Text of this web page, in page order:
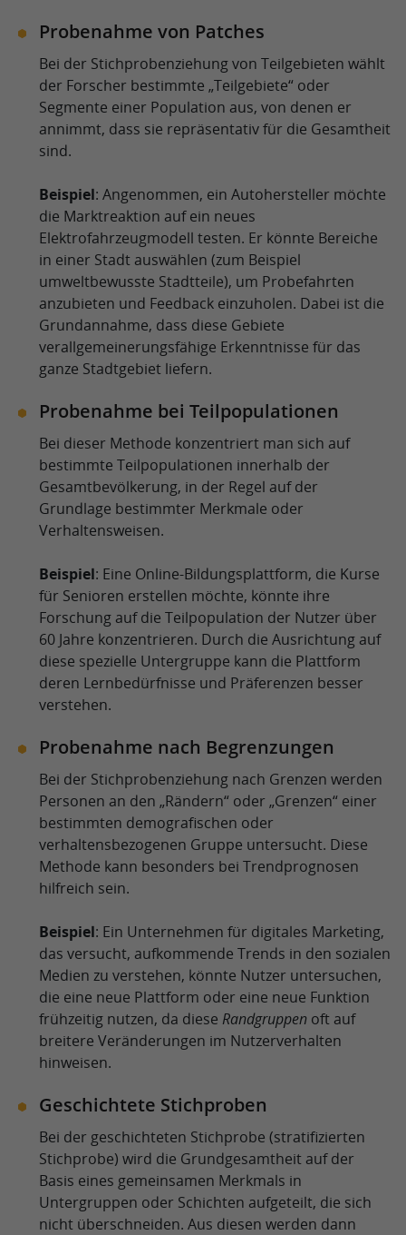
Probenahme von Patches
Bei der Stichprobenziehung von Teilgebieten wählt
der Forscher bestimmte „Teilgebiete“ oder
Segmente einer Population aus, von denen er
annimmt, dass sie repräsentativ für die Gesamtheit
sind.
Beispiel: Angenommen, ein Autohersteller möchte
die Marktreaktion auf ein neues
Elektrofahrzeugmodell testen. Er könnte Bereiche
in einer Stadt auswählen (zum Beispiel
umweltbewusste Stadtteile), um Probefahrten
anzubieten und Feedback einzuholen. Dabei ist die
Grundannahme, dass diese Gebiete
verallgemeinerungsfähige Erkenntnisse für das
ganze Stadtgebiet liefern.
Probenahme bei Teilpopulationen
Bei dieser Methode konzentriert man sich auf
bestimmte Teilpopulationen innerhalb der
Gesamtbevölkerung, in der Regel auf der
Grundlage bestimmter Merkmale oder
Verhaltensweisen.
Beispiel: Eine Online-Bildungsplattform, die Kurse
für Senioren erstellen möchte, könnte ihre
Forschung auf die Teilpopulation der Nutzer über
60 Jahre konzentrieren. Durch die Ausrichtung auf
diese spezielle Untergruppe kann die Plattform
deren Lernbedürfnisse und Präferenzen besser
verstehen.
Probenahme nach Begrenzungen
Bei der Stichprobenziehung nach Grenzen werden
Personen an den Rändern oder Grenzen einer
bestimmten demografischen oder
verhaltensbezogenen Gruppe untersucht. Diese
Methode kann besonders bei Trendprognosen
hilfreich sein.
Beispiel: Ein Unternehmen für digitales Marketing,
das versucht, aufkommende Trends in den sozialen
Medien zu verstehen, könnte Nutzer untersuchen,
die eine neue Plattform oder eine neue Funktion
frühzeitig nutzen, da diese Randgruppen oft auf
breitere Veränderungen im Nutzerverhalten
hinweisen.
Geschichtete Stichproben
Bei der geschichteten Stichprobe (stratifizierten
Stichprobe) wird die Grundgesamtheit auf der
Basis eines gemeinsamen Merkmals in
Untergruppen oder Schichten aufgeteilt, die sich
nicht überschneiden. Aus diesen werden dann